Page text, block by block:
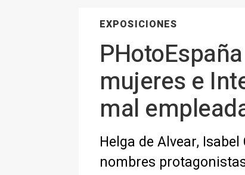
EXPOSICIONES
mujeres e
mal
Helga de Alvear,
nombres